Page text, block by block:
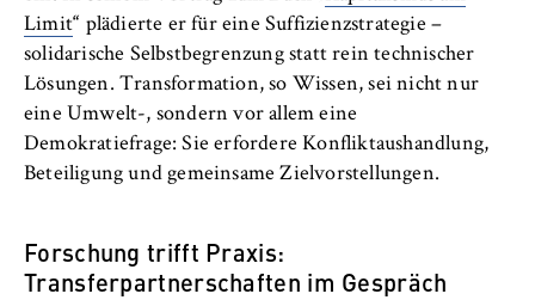
Limit“ plädierte er für eine Suffizienzstrategie –
solidarische Selbstbegrenzung statt rein technischer
Lösungen. Transformation, so Wissen, sei nicht nur
eine Umwelt-, sondern vor allem eine
Demokratiefrage: Sie erfordere Konfliktaushandlung,
Beteiligung und gemeinsame Zielvorstellungen.
Forschung trifft Praxis:
Transferpartnerschaften im Gespräch